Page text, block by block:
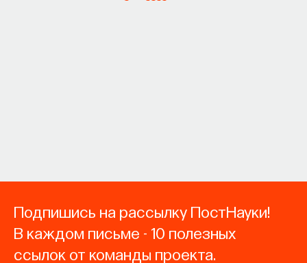
Подпишись на рассылку ПостНауки!
В каждом письме - 10 полезных
ссылок от команды проекта.